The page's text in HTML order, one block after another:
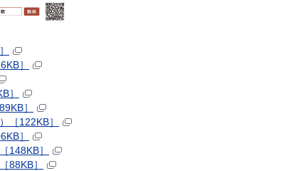
］
］
］
［122KB］
］
148KB］
88KB］